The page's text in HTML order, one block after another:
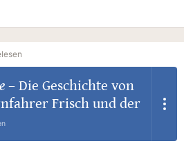
– Die Geschichte von
Frisch und der